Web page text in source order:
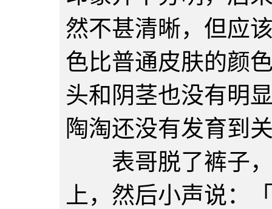
然不甚清晰，但应
色比普通皮肤的颜
头和阴茎也没有明
陶淘还没有发育到
表哥脱了裤子，
上，然后小声说：